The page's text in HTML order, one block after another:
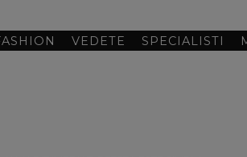
VEDETE SPECIALISTI